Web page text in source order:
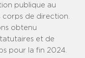
publique au
de direction.
obtenu
et de
pour la fin 2024.